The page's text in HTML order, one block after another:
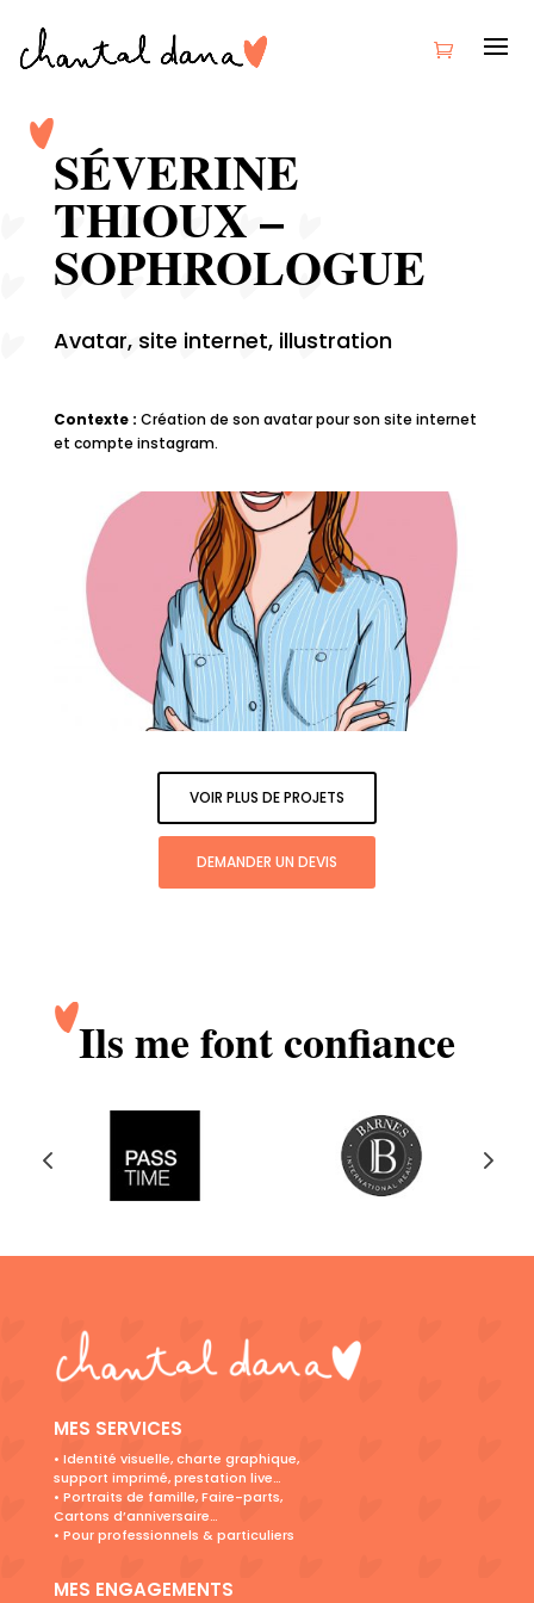
SÉVERINE
THIOUX –
SOPHROLOGUE
Avatar, site internet, illustration
Contexte : Création de son avatar pour son site internet
et compte instagram.
VOIR PLUS DE PROJETS
DEMANDER UN DEVIS
Ils me font confiance
MES SERVICES
• Identité visuelle, charte graphique,
support imprimé, prestation live…
• Portraits de famille, Faire-parts,
Cartons d’anniversaire…
• Pour professionnels & particuliers
MES ENGAGEMENTS